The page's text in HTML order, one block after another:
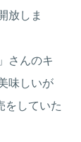
放しま
さんのキ
味しいが
をしていた